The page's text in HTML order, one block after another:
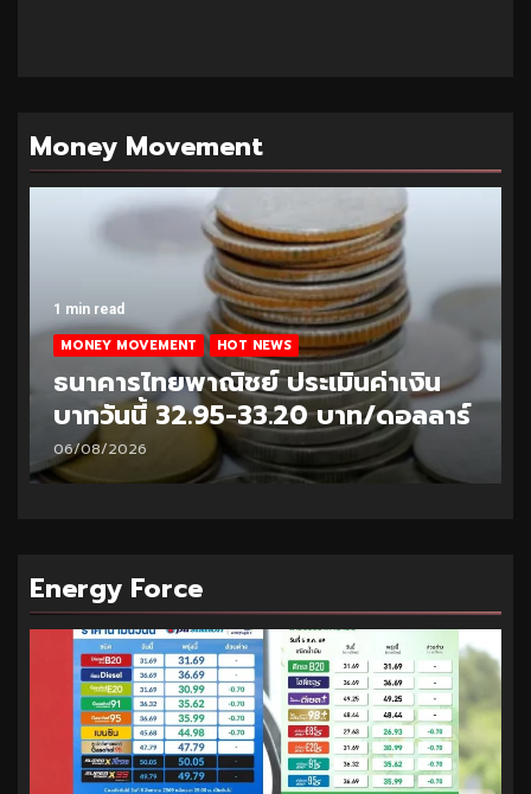
Money Movement
1 min read
MONEY MOVEMENT HOT NEWS
ธนาคารไทยพาณิชย์ ประเมินค่าเงิน
บาทวันนี้ 32.95-33.20 บาท/ดอลลาร์
06/08/2026
Energy Force